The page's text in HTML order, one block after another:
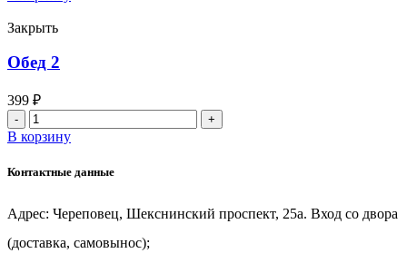
Детское
Закрыть
Обед 2
399 ₽
Количество
товара
Обед
В корзину
Контактные данные
Адрес: Череповец, Шекснинский проспект, 25а. Вход со двора
(доставка, самовынос);